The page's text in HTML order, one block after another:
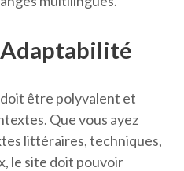
être polyvalent et
Que vous ayez
littéraires, techniques,
le site doit pouvoir